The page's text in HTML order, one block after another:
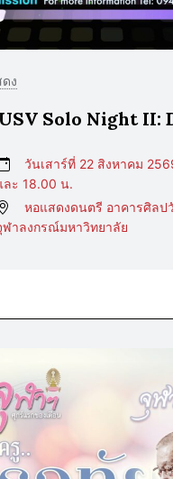
ง
Solo Night II:
วันเสาร์ที่ 22 สิงหาคม
ละ 18.00 น.
หอแสดงดนตรี อาคารศิล
ฬาลงกรณ์มหาวิทยาลัย